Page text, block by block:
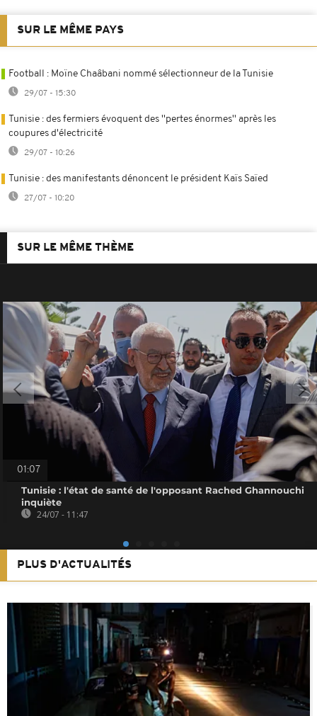
SUR LE MÊME PAYS
Football : Moïne Chaâbani nommé sélectionneur de la Tunisie
29/07 - 15:30
Tunisie : des fermiers évoquent des ''pertes énormes'' après les
coupures d'électricité
29/07 - 10:26
Tunisie : des manifestants dénoncent le président Kaïs Saïed
27/07 - 10:20
SUR LE MÊME THÈME
01:07
Tunisie : l'état de santé de l'opposant Rached Ghannouchi
inquiète
24/07 - 11:47
PLUS D'ACTUALITÉS